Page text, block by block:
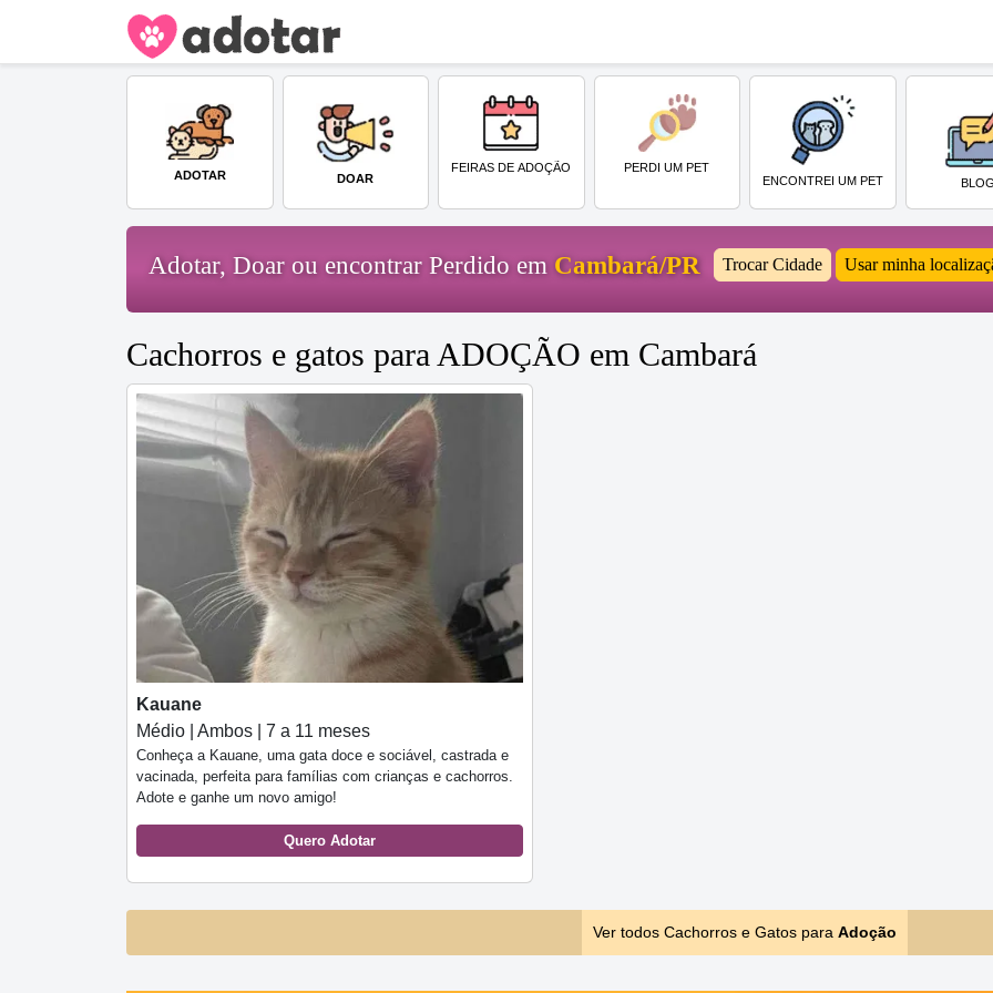
ADOTAR DOAR
FEIRAS DE ADOÇÃO
PERDI UM PET
ENCONTREI UM PET
BLOG
Adotar, Doar ou encontrar Perdido em Cambará/PR Trocar Cidade Usar minha
Cachorros e gatos para ADOÇÃO em Cambará
Kauane
Médio | Ambos | 7 a 11 meses
Conheça a Kauane, uma gata doce e sociável, castrada e
vacinada, perfeita para famílias com crianças e cachorros.
Adote e ganhe um novo amigo!
Quero Adotar
Ver todos Cachorros e Gatos para Adoção